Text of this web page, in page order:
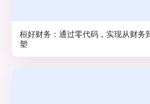
桓好财务：通过零代码，实现从财务
塑